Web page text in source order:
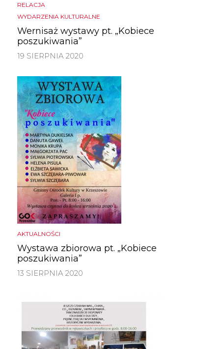
RELACJA
WYDARZENIA KULTURALNE
Wernisaż wystawy pt. „Kobiece
poszukiwania”
19 SIERPNIA 2020
AKTUALNOŚCI
Wystawa zbiorowa pt. „Kobiece
poszukiwania”
13 SIERPNIA 2020